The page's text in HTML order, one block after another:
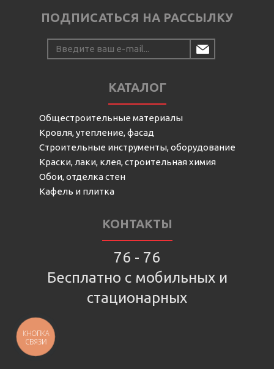
ПОДПИСАТЬСЯ НА РАССЫЛКУ
КАТАЛОГ
Общестроительные материалы
Кровля, утепление, фасад
Строительные инструменты, оборудование
Краски, лаки, клея, строительная химия
Обои, отделка стен
Кафель и плитка
КОНТАКТЫ
76 - 76
Бесплатно с мобильных и
стационарных
КНОПКА
СВЯЗИ